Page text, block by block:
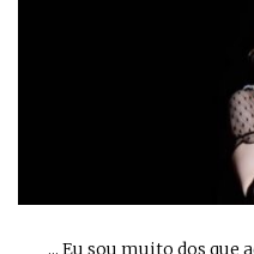
... Eu sou muito dos que